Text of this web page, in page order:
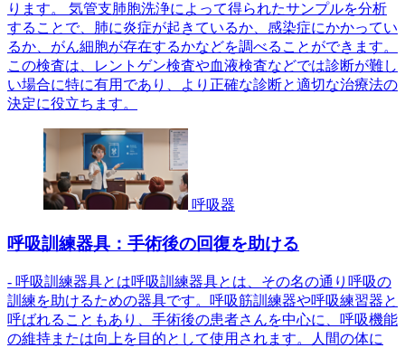
ります。 気管支肺胞洗浄によって得られたサンプルを分析
することで、肺に炎症が起きているか、感染症にかかってい
るか、がん細胞が存在するかなどを調べることができます。
この検査は、レントゲン検査や血液検査などでは診断が難し
い場合に特に有用であり、より正確な診断と適切な治療法の
決定に役立ちます。
呼吸器
呼吸訓練器具：手術後の回復を助ける
- 呼吸訓練器具とは呼吸訓練器具とは、その名の通り呼吸の
訓練を助けるための器具です。呼吸筋訓練器や呼吸練習器と
呼ばれることもあり、手術後の患者さんを中心に、呼吸機能
の維持または向上を目的として使用されます。人間の体に